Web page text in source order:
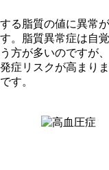
る脂質の値に異常
。脂質異常症は自
方が多いのですが
症リスクが高まり
す。